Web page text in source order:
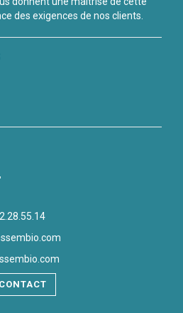
des exigences de nos clients.